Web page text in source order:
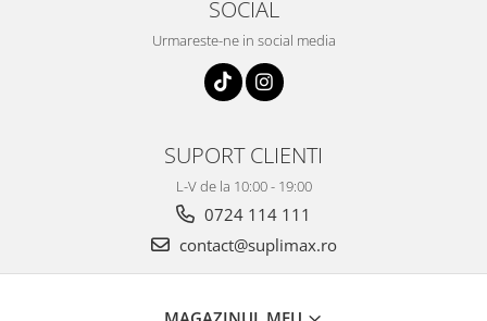
SOCIAL
Urmareste-ne in social media
SUPORT CLIENTI
L-V de la 10:00 - 19:00
0724 114 111
contact@suplimax.ro